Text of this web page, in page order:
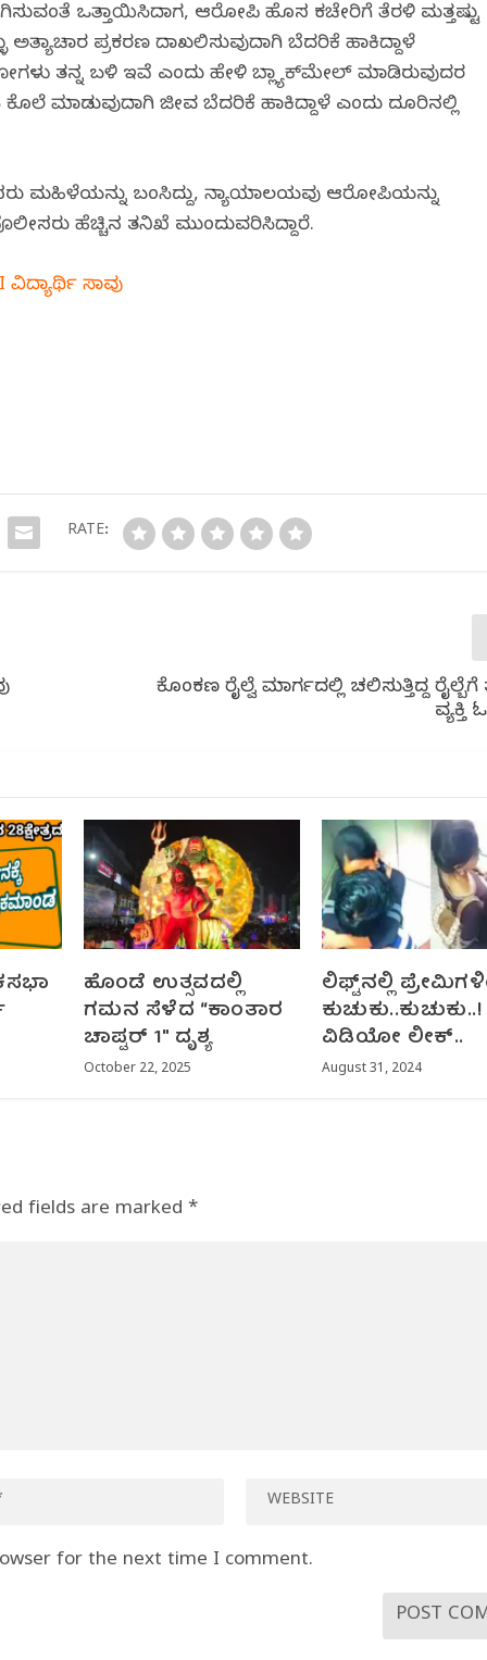
ಒತ್ತಾಯಿಸಿದಾಗ, ಆರೋಪಿ ಹೊಸ ಕಚೇರಿಗೆ ತೆರಳಿ ಮತ್ತಷ್ಟು
ಅತ್ಯಾಚಾರ ಪ್ರಕರಣ ದಾಖಲಿಸುವುದಾಗಿ ಬೆದರಿಕೆ ಹಾಕಿದ್ದಾಳೆ
ತನ್ನ ಬಳಿ ಇವೆ ಎಂದು ಹೇಳಿ ಬ್ಲ್ಯಾಕ್‌ಮೇಲ್ ಮಾಡಿರುವುದರ
ಮಾಡುವುದಾಗಿ ಜೀವ ಬೆದರಿಕೆ ಹಾಕಿದ್ದಾಳೆ ಎಂದು ದೂರಿನಲ್ಲಿ
ಮಹಿಳೆಯನ್ನು ಬಂಧಿಸಿದ್ದು, ನ್ಯಾಯಾಲಯವು ಆರೋಪಿಯನ್ನು
ಹೆಚ್ಚಿನ ತನಿಖೆ ಮುಂದುವರಿಸಿದ್ದಾರೆ.
ಸಾವು
RATE:
ಕೊಂಕಣ ರೈಲ್ವೆ ಮಾರ್ಗದಲ್ಲಿ ಚಲಿಸುತ್ತಿದ್ದ ರೈಲ್ಬೆಗೆ
ವ್ಯಕ್ತಿ
ಹೊಂಡೆ ಉತ್ಸವದಲ್ಲಿ
ಗಮನ ಸೆಳೆದ “ಕಾಂತಾರ
ಚಾಪ್ಟರ್ 1″ ದೃಶ್ಯ
October 22, 2025
ಲಿಫ್ಟ್‌ನಲ್ಲಿ
ಕುಚುಕು..ಕುಚುಕು..!
ವಿಡಿಯೋ ಲೀಕ್‌..
August 31, 2024
fields are marked*
for the next time I comment.